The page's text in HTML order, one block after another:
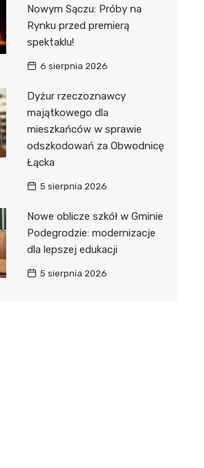
Nowym Sączu: Próby na
Rynku przed premierą
spektaklu!
6 sierpnia 2026
Dyżur rzeczoznawcy
majątkowego dla
mieszkańców w sprawie
odszkodowań za Obwodnicę
Łącka
5 sierpnia 2026
Nowe oblicze szkół w Gminie
Podegrodzie: modernizacje
dla lepszej edukacji
5 sierpnia 2026